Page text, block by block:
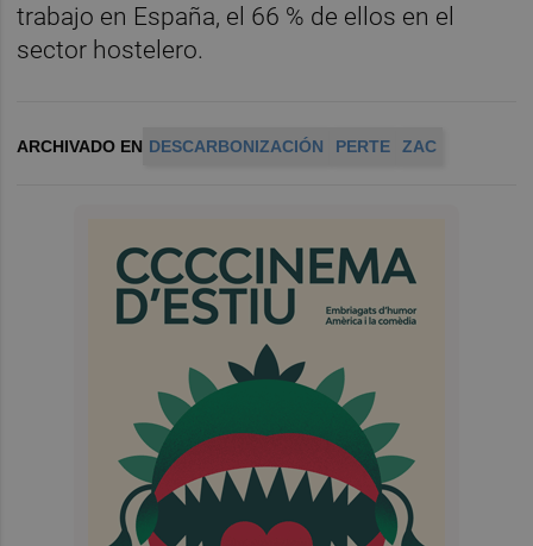
trabajo en España, el 66 % de ellos en el
sector hostelero.
ARCHIVADO EN DESCARBONIZACIÓN PERTE ZAC